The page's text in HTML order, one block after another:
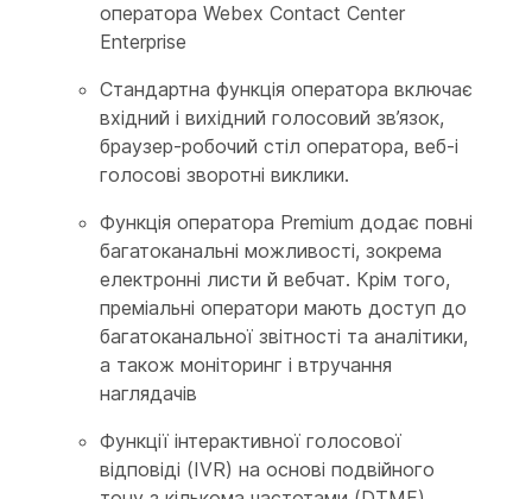
оператора Webex Contact Center
Enterprise
Стандартна функція оператора включає
вхідний і вихідний голосовий зв’язок,
браузер-робочий стіл оператора, веб-і
голосові зворотні виклики.
Функція оператора Premium додає повні
багатоканальні можливості, зокрема
електронні листи й вебчат. Крім того,
преміальні оператори мають доступ до
багатоканальної звітності та аналітики,
а також моніторинг і втручання
наглядачів
Функції інтерактивної голосової
відповіді (IVR) на основі подвійного